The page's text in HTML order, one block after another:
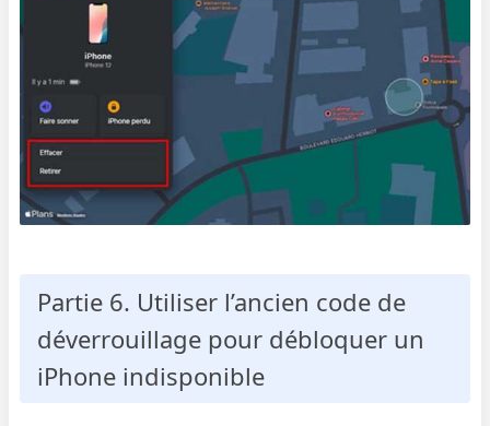
Partie 6. Utiliser l’ancien code de
déverrouillage pour débloquer un
iPhone indisponible